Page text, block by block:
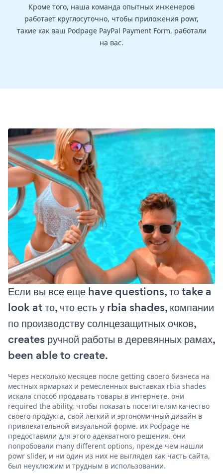
Кроме того, наша команда опытных инженеров
работает круглосуточно, чтобы приложения powr,
такие как ваш Podpage PayPal Payment Form, работали
на вас.
Если вы все еще have questions, то take a
look at то, что есть у rbia shades, компании
по производству солнцезащитных очков,
creates ручной работы в деревянных рамах,
been able to create.
Через несколько месяцев после getting своего бизнеса на
местных ярмарках и ремесленных выставках rbia shades
искала способ продавать товары в интернете. они
required the ability, чтобы показать посетителям качество
своего продукта, свой легкий и эргономичный дизайн в
привлекательной визуальной форме. их Podpage не
предоставили для этого адекватного решения. они
попробовали many different options, прежде чем нашли
powr slider, и ни один из них не выглядел как часть сайта,
был неуклюжим и трудным в использовании.